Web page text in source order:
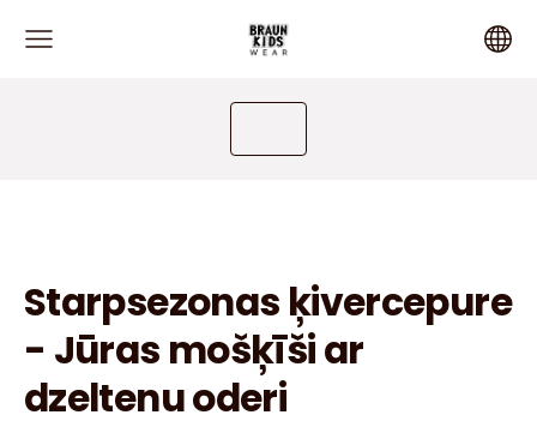
Starpsezonas ķivercepure
- Jūras mošķīši ar
dzeltenu oderi